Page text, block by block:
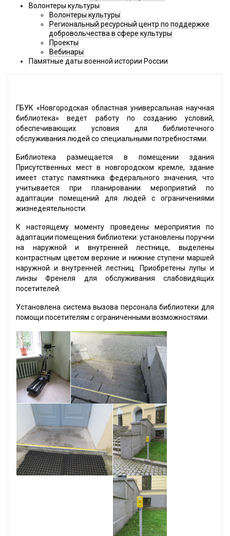
Волонтеры культуры
Волонтеры культуры
Региональный ресурсный центр по поддержке
добровольчества в сфере культуры
Проекты
Вебинары
Памятные даты военной истории России
ГБУК «Новгородская областная универсальная научная
библиотека» ведет работу по созданию условий,
обеспечивающих условия для библиотечного
обслуживания людей со специальными потребностями.
Библиотека размещается в помещении здания
Присутственных мест в новгородском кремле, здание
имеет статус памятника федерального значения, что
учитывается при планировании мероприятий по
адаптации помещений для людей с ограничениями
жизнедеятельности.
К настоящему моменту проведены мероприятия по
адаптации помещения библиотеки: установлены поручни
на наружной и внутренней лестнице, выделены
контрастным цветом верхние и нижние ступени маршей
наружной и внутренней лестниц. Приобретены лупы и
линзы Френеля для обслуживания слабовидящих
посетителей.
Установлена система вызова персонала библиотеки для
помощи посетителям с ограниченными возможностями.